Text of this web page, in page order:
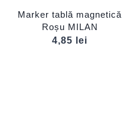
Marker tablă magnetică
Roșu MILAN
4,85
lei